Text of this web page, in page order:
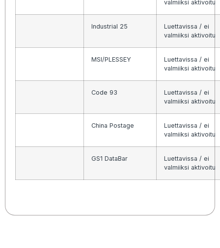
valmiiksi aktivoitu
Industrial 25
Luettavissa / ei
valmiiksi aktivoitu
MSI/PLESSEY
Luettavissa / ei
valmiiksi aktivoitu
Code 93
Luettavissa / ei
valmiiksi aktivoitu
China Postage
Luettavissa / ei
valmiiksi aktivoitu
GS1 DataBar
Luettavissa / ei
valmiiksi aktivoitu